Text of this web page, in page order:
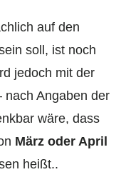
auf den
soll, ist noch
jedoch mit der
nach Angaben der
wäre, dass
März oder April
heißt..